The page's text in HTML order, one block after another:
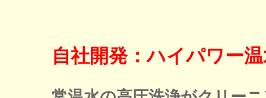
自社開発：ハイパワー